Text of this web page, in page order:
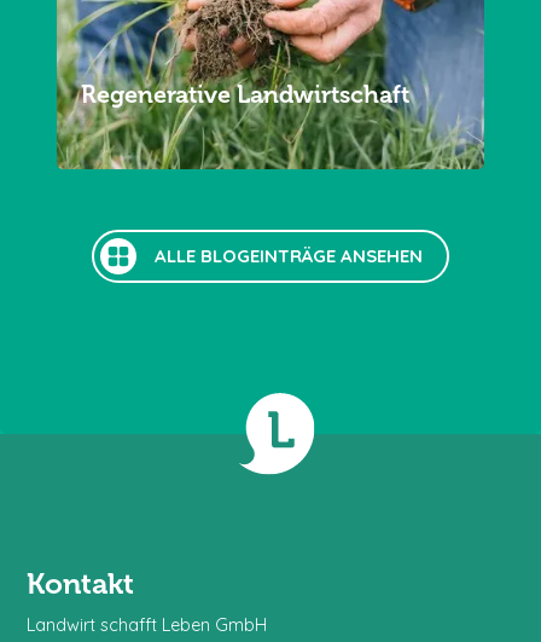
Regenerative Landwirtschaft
ALLE BLOGEINTRÄGE ANSEHEN
Kontakt
Landwirt schafft Leben GmbH